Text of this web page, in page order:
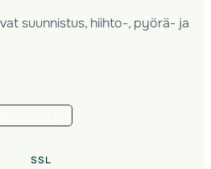
suunnistus, hiihto-, pyörä- ja
SSL